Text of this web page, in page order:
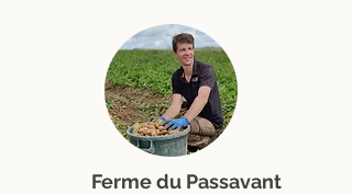
Ferme du Passavant